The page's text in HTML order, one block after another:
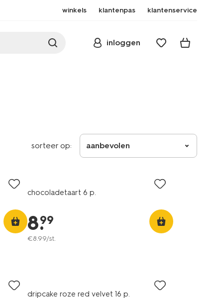
winkels klantenpas klantenservice
inloggen
sorteer op: aanbevolen
chocoladetaart 6 p.
8.
99
€8.99/st.
dripcake roze red velvet 16 p.